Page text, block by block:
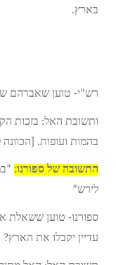
בארץ.
רש”י- טוען שאברהם
ותשובת האל: בזכות
בהמות ועופות.
התשובה של ספורנו:
לירש”
ספורנו- טוען
עדיין יקבלו את הארץ?